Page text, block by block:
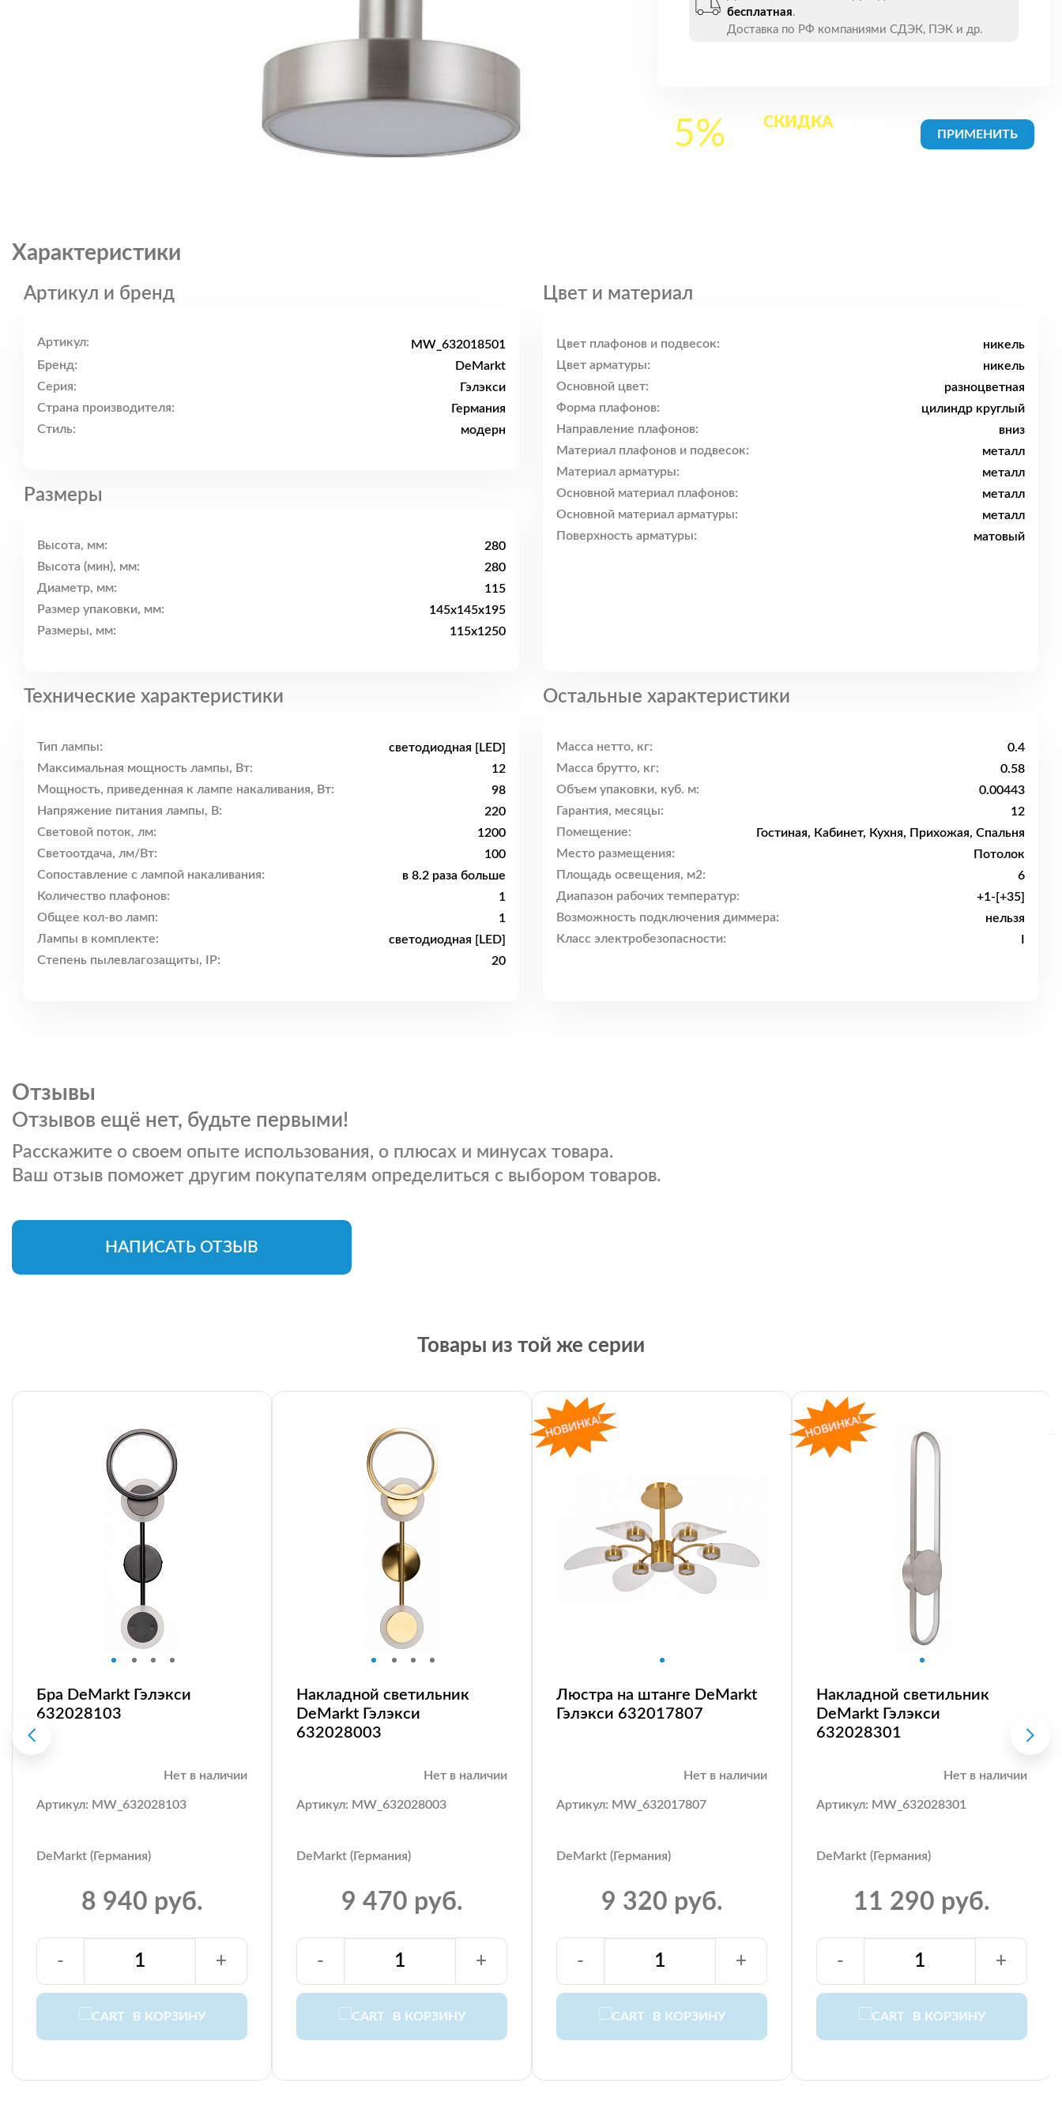
бесплатная.
Доставка по РФ компаниями СДЭК, ПЭК и др.
5% СКИДКА
Характеристики
Артикул и бренд
Артикул:
MW_632018501
Бренд:
DeMarkt
Серия:
Гэлэкси
Страна производителя:
Германия
Стиль:
модерн
Размеры
Высота, мм:
280
Высота (мин), мм:
280
Диаметр, мм:
115
Размер упаковки, мм:
145x145x195
Размеры, мм:
115x1250
Цвет и материал
Цвет плафонов и подвесок:
никель
Цвет арматуры:
никель
Основной цвет:
разноцветная
Форма плафонов:
цилиндр круглый
Направление плафонов:
вниз
Материал плафонов и подвесок:
металл
Материал арматуры:
металл
Основной материал плафонов:
металл
Основной материал арматуры:
металл
Поверхность арматуры:
матовый
Технические характеристики
Тип лампы:
светодиодная [LED]
Максимальная мощность лампы, Вт:
12
Мощность, приведенная к лампе накаливания, Вт:
98
Напряжение питания лампы, В:
220
Световой поток, лм:
1200
Светоотдача, лм/Вт:
100
Сопоставление с лампой накаливания:
в 8.2 раза больше
Количество плафонов:
1
Общее кол-во ламп:
1
Лампы в комплекте:
светодиодная [LED]
Степень пылевлагозащиты, IP:
20
Остальные характеристики
Масса нетто, кг:
0.4
Масса брутто, кг:
0.58
Объем упаковки, куб. м:
0.00443
Гарантия, месяцы:
12
Помещение:
Гостиная, Кабинет, Кухня, Прихожая, Спальня
Место размещения:
Потолок
Площадь освещения, м2:
6
Диапазон рабочих температур:
+1-[+35]
Возможность подключения диммера:
нельзя
Класс электробезопасности:
I
Отзывы
Отзывов ещё нет, будьте первыми!
Расскажите о своем опыте использования, о плюсах и минусах товара.
Ваш отзыв поможет другим покупателям определиться с выбором товаров.
НАПИСАТЬ ОТЗЫВ
Товары из той же серии
Бра DeMarkt Гэлэкси
632028103
Нет в наличии
Артикул: MW_632028103
DeMarkt (Германия)
8 940 руб.
В КОРЗИНУ
- +
Накладной светильник
DeMarkt Гэлэкси
632028003
Нет в наличии
Артикул: MW_632028003
DeMarkt (Германия)
9 470 руб.
В КОРЗИНУ
- +
Люстра на штанге DeMarkt
Гэлэкси 632017807
Нет в наличии
Артикул: MW_632017807
DeMarkt (Германия)
9 320 руб.
В КОРЗИНУ
- +
Накладной светильник
DeMarkt Гэлэкси
632028301
Нет в наличии
Артикул: MW_632028301
DeMarkt (Германия)
11 290 руб.
В КОРЗИНУ
- +